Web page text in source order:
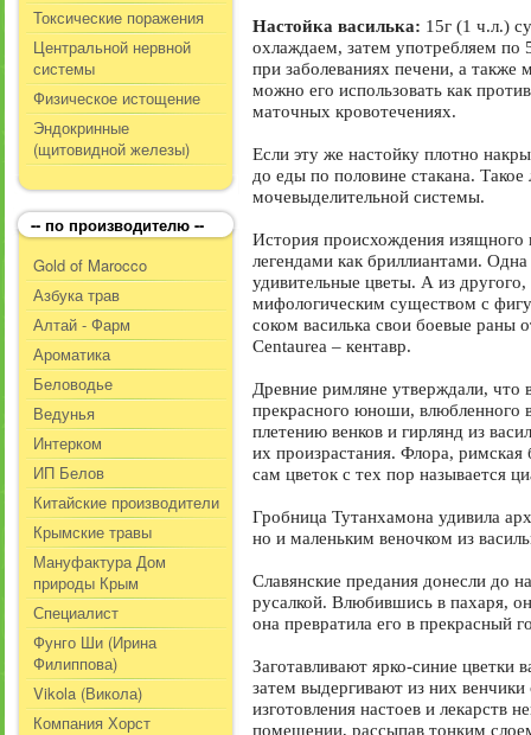
Токсические поражения
Центральной нервной
системы
Физическое истощение
Эндокринные
(щитовидной железы)
-- по производителю --
Gold of Marocco
Азбука трав
Алтай - Фарм
Ароматика
Беловодье
Ведунья
Интерком
ИП Белов
Китайские производители
Крымские травы
Мануфактура Дом
природы Крым
Специалист
Фунго Ши (Ирина
Филиппова)
Vikola (Викола)
Компания Хорст
Настойка василька: 15г (1 ч.л.)
охлаждаем, затем употребляем по
при заболеваниях печени, а также
можно его использовать как
маточных кровотечениях.
Если эту же настойку плотно
до еды по половине стакана.
мочевыделительной системы.
История происхождения изящного
легендами как бриллиантами.
удивительные цветы. А из
мифологическим существом с
соком василька свои боевые раны
Centaurea – кентавр.
Древние римляне утверждали, что
прекрасного юноши, влюбленного
плетению венков и гирлянд из
их произрастания. Флора,
сам цветок с тех пор называется
Гробница Тутанхамона удивила
но и маленьким веночком из
Славянские предания донесли до
русалкой. Влюбившись в пахаря,
она превратила его в прекрасный
Заготавливают ярко-синие цветки
затем выдергивают из них
изготовления настоев и лекарств
помещении, рассыпав тонким